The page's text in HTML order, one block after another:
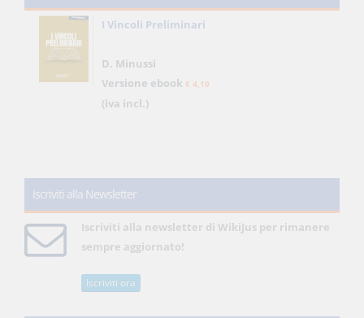
I Vincoli Preliminari
D. Minussi
Versione ebook € 4,19
(iva incl.)
Iscriviti alla Newsletter
Iscriviti alla newsletter di WikiJus per rimanere
sempre aggiornato!
Iscriviti ora